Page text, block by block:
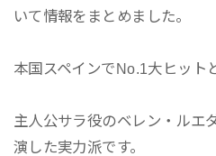
いて情報をまとめました。
本国スペインでNo.1大ヒット
主人公サラ役のベレン・ルエ
演した実力派です。